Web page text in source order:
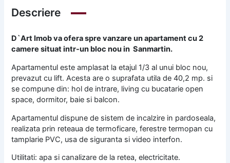
Descriere
D`Art Imob va ofera spre vanzare un apartament cu 2
camere situat intr-un bloc nou in Sanmartin.
Apartamentul este amplasat la etajul 1/3 al unui bloc nou,
prevazut cu lift. Acesta are o suprafata utila de 40,2 mp. si
se compune din: hol de intrare, living cu bucatarie open
space, dormitor, baie si balcon.
Apartamentul dispune de sistem de incalzire in pardoseala,
realizata prin reteaua de termoficare, ferestre termopan cu
tamplarie PVC, usa de siguranta si video interfon.
Utilitati: apa si canalizare de la retea, electricitate.